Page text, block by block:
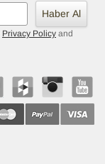
Haber Al
Privacy Policy and